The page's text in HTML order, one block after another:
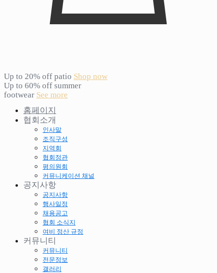
Up to 20% off patio Shop now
Up to 60% off summer
footwear See more
홈페이지
협회소개
인사말
조직구성
지역회
협회정관
평의원회
커뮤니케이션 채널
공지사항
공지사항
행사일정
채용공고
협회 소식지
여비 정산 규정
커뮤니티
커뮤니티
전문정보
갤러리